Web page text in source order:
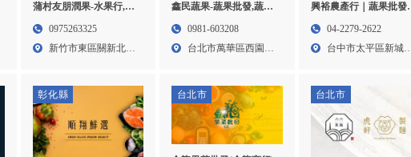
蒲村友朋潤果-水果行,水
果禮盒,水果禮盒宅配,企
新竹水果禮盒宅配,竹北
0975263325
新竹市東區關新北路
鑫民蔬果-蔬果批發,蔬果
配送,台北蔬果批發,台北
0981-603208
台北市萬華區西園路
興裕農產行｜蔬果批發,
蔬果配送,台中蔬果批發,
04-2279-2622
台中市太平區新城路
彰化縣 台北市 台北市